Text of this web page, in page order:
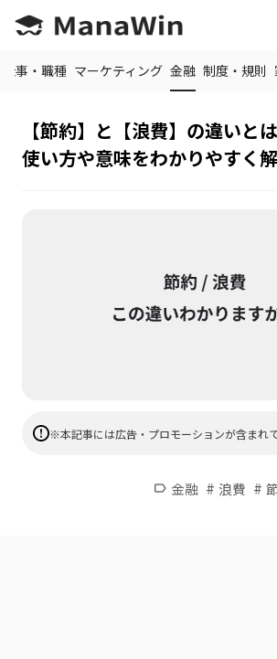
仕事・職種 マーケティング 金融 制度・規則
【節約】と【浪費】の違いと
使い方や意味をわかりやすく
※本記事には広告・プロモーションが含まれて
label 金融 # 浪費 #